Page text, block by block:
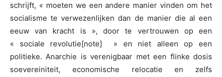
schrijft, « moeten we een andere manier vinden om het
socialisme te verwezenlijken dan de manier die al een
eeuw van kracht is », door te vertrouwen op een
« sociale revolutie[note] » en niet alleen op een
politieke. Anarchie is verenigbaar met een flinke dosis
soevereiniteit, economische relocatie en zelfs